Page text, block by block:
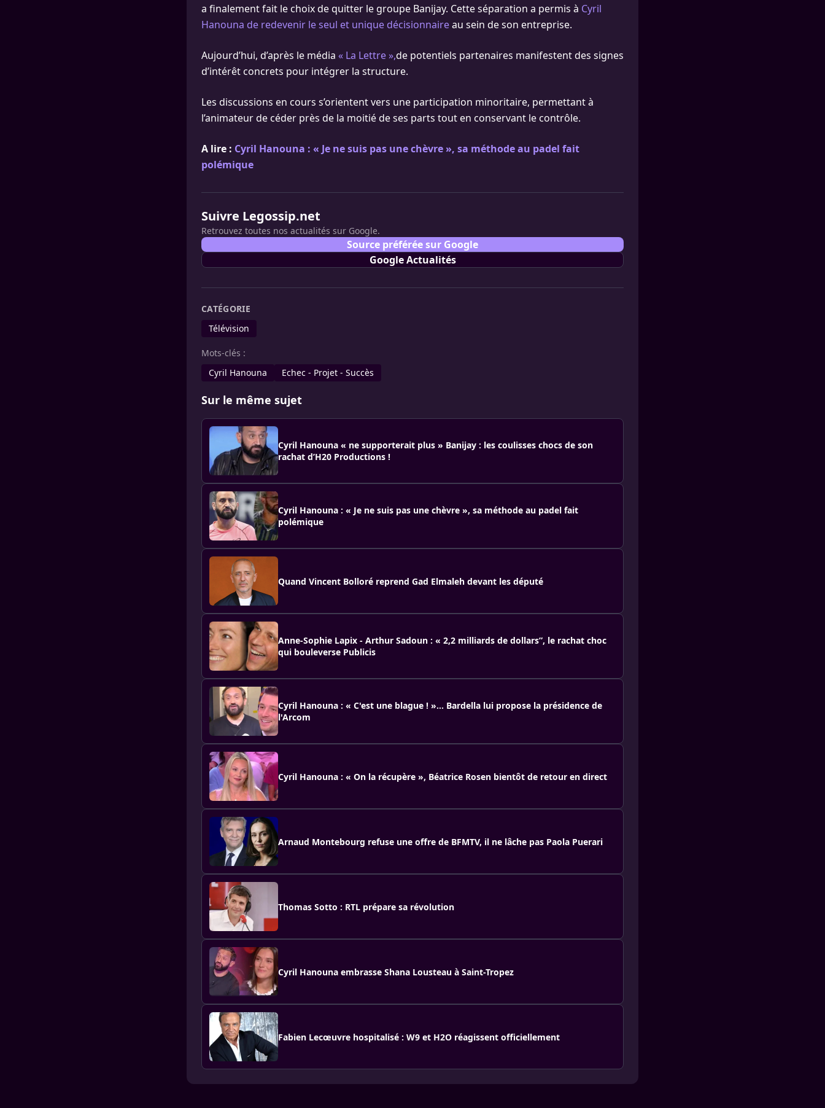
a finalement fait le choix de quitter le groupe Banijay. Cette séparation a permis à Cyril
Hanouna de redevenir le seul et unique décisionnaireau sein de son entreprise.
Aujourd’hui, d’après le média « La Lettre »,de potentiels partenaires manifestent des signes
d’intérêt concrets pour intégrer la structure.
Les discussions en cours s’orientent vers une participation minoritaire, permettant à
l’animateur de céder près de la moitié de ses parts tout en conservant le contrôle.
A lire : Cyril Hanouna : « Je ne suis pas une chèvre », sa méthode au padel fait
polémique
Suivre Legossip.net
Retrouvez toutes nos actualités sur Google.
Source préférée sur Google
Google Actualités
CATÉGORIE
Télévision
Mots-clés :
Cyril Hanouna
Echec - Projet - Succès
Sur le même sujet
Cyril Hanouna « ne supporterait plus » Banijay : les coulisses chocs de son
rachat d’H20 Productions !
Cyril Hanouna : « Je ne suis pas une chèvre », sa méthode au padel fait
polémique
Quand Vincent Bolloré reprend Gad Elmaleh devant les député
Anne-Sophie Lapix - Arthur Sadoun : « 2,2 milliards de dollars”, le rachat choc
qui bouleverse Publicis
Cyril Hanouna : « C'est une blague ! »… Bardella lui propose la présidence de
l'Arcom
Cyril Hanouna : « On la récupère », Béatrice Rosen bientôt de retour en direct
Arnaud Montebourg refuse une offre de BFMTV, il ne lâche pas Paola Puerari
Thomas Sotto : RTL prépare sa révolution
Cyril Hanouna embrasse Shana Lousteau à Saint-Tropez
Fabien Lecœuvre hospitalisé : W9 et H2O réagissent officiellement